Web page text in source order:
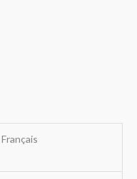
Français